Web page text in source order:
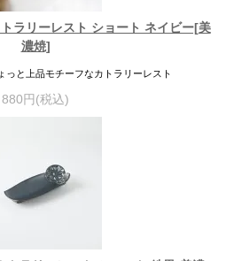
ラリーレスト ショート ネイビー[美
濃焼]
っと上品モチーフなカトラリーレスト
880円(税込)